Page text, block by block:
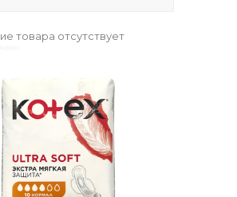
товара отсутствует